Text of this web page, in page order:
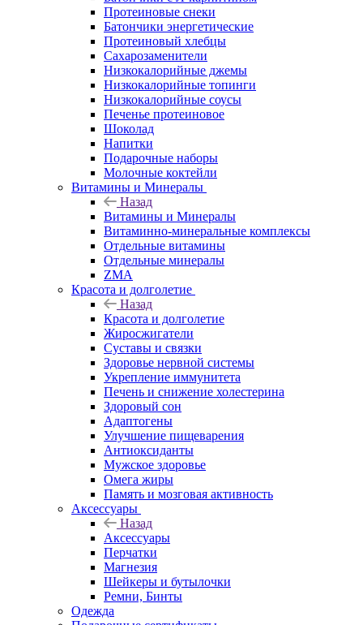
Протеиновые снеки
Батончики энергетические
Протеиновый хлебцы
Сахарозаменители
Низкокалорийные джемы
Низкокалорийные топинги
Низкокалорийные соусы
Печенье протеиновое
Шоколад
Напитки
Подарочные наборы
Молочные коктейли
Витамины и Минералы
Назад
Витамины и Минералы
Витаминно-минеральные комплексы
Отдельные витамины
Отдельные минералы
ZMA
Красота и долголетие
Назад
Красота и долголетие
Жиросжигатели
Суставы и связки
Здоровье нервной системы
Укрепление иммунитета
Печень и снижение холестерина
Здоровый сон
Адаптогены
Улучшение пищеварения
Антиоксиданты
Мужское здоровье
Омега жиры
Память и мозговая активность
Аксессуары
Назад
Аксессуары
Перчатки
Магнезия
Шейкеры и бутылочки
Ремни, Бинты
Одежда